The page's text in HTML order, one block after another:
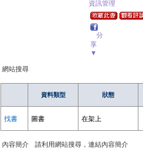
資訊管理
分
享
▼
網站搜尋
資料類型 狀態
找書 圖書 在架上
內容簡介 請利用網站搜尋，連結內容簡介